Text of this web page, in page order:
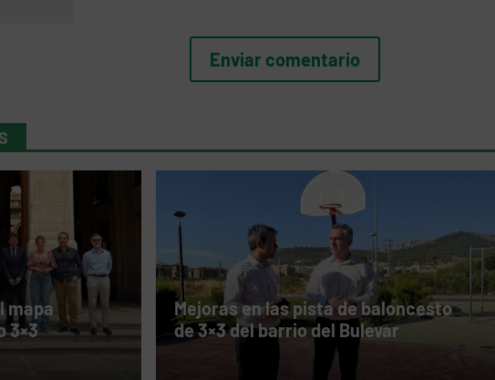
mapa
3×3
Mejoras en las pista de baloncesto
de 3×3 del barrio del Bulevar